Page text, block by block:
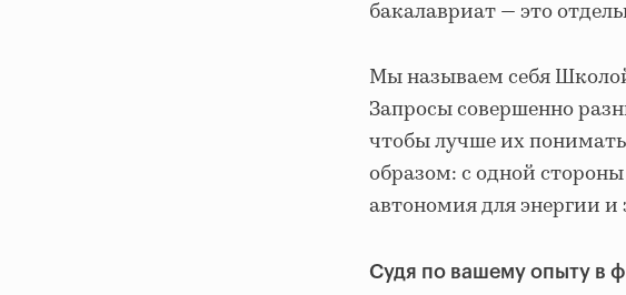
бакалавриат — это
Мы называем себя
Запросы совершенно
чтобы лучше их
образом: с одной
автономия для энергии и
Судя по вашему опыту в